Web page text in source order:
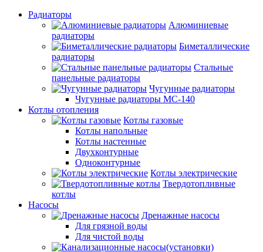
Радиаторы
Алюминиевые
радиаторы
Биметаллические
радиаторы
Стальные
панельные радиаторы
Чугунные радиаторы
Чугунные радиаторы МС-140
Котлы отопления
Котлы газовые
Котлы напольные
Котлы настенные
Двухконтурные
Одноконтурные
Котлы электрические
Твердотопливные
котлы
Насосы
Дренажные насосы
Для грязной воды
Для чистой воды